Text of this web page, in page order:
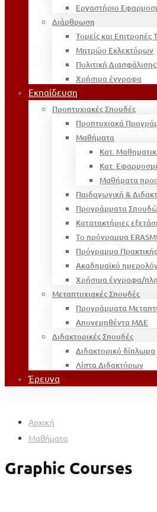
Εργαστήριο
Διάρθρωση
Τομείς και Επιτροπές
Μητρώο Εκλεκτόρων
Πολιτική
Χρήσιμα έγγραφα
Εκπαίδευση
Προπτυχιακές Σπουδές
Προπτυχιακά
Μαθήματα
Κατ.
Κατ.
Μαθήματα
Παιδαγωγική &
Προγράμματα
Κατατακτήριες
Το πρόγραμμα
Πρόγραμμα
Ακαδημαϊκό
Χρήσιμα έγγραφα/
Μεταπτυχιακές Σπουδές
Προγράμματα
Απονεμηθέντα ΜΔΕ
Διδακτορικές Σπουδές
Διδακτορικό δίπλωμα
Λίστα Διδακτόρων
Έρευνα
Αρχική
Μαθήματα
Graphic Courses